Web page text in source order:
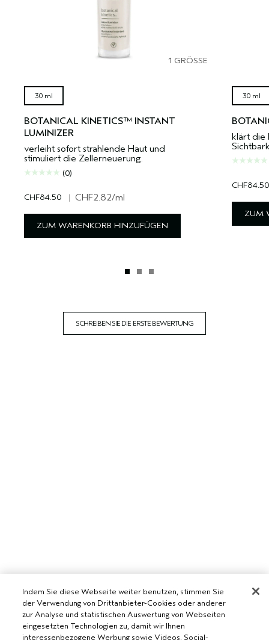
1 GRÖSSE
30 ml
BOTANICAL KINETICS™ INSTANT
LUMINIZER
verleiht sofort strahlende Haut und
stimuliert die Zellerneuerung.
(0)
CHF84.50 | CHF2.82/ml
ZUM WARENKORB HINZUFÜGEN
30 ml
klärt die
CHF84.50
ZUM
SCHREIBEN SIE DIE ERSTE BEWERTUNG
Indem Sie diese Webseite weiter benutzen, stimmen Sie
der Verwendung von Drittanbieter-Cookies oder anderer
zur Analyse und statistischen Auswertung von Webseiten
eingesetzten Technologien zu, damit wir Ihnen
interessenbezogene Werbung sowie Videos, Social-